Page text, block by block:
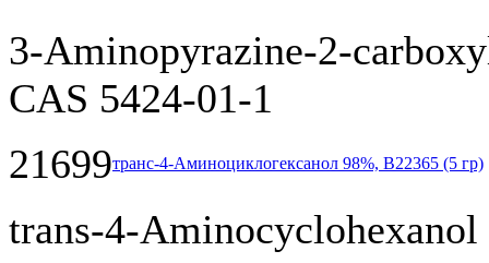
3-Aminopyrazine-2-
CAS 5424-01-1
21699транс-4-Аминоциклогексанол 98%, B22365 (5 гр)
trans-4-Aminocyclohexanol